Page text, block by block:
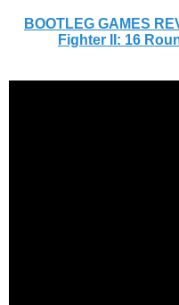
BOOTLEG GAMES
Fighter II: 16